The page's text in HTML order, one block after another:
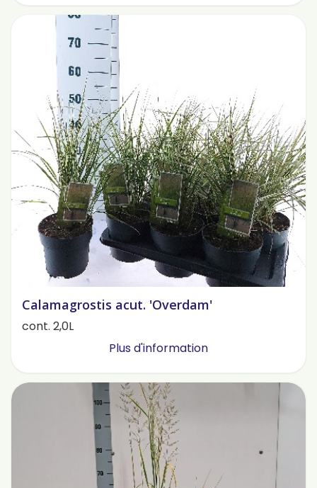
Calamagrostis acut. 'Overdam'
cont. 2,0L
Plus d'information